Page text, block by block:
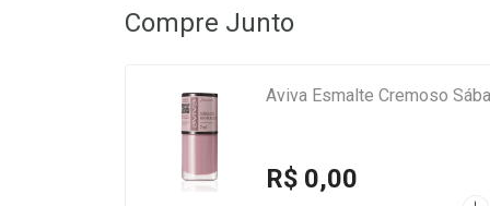
Compre Junto
Aviva Esmalte Cremoso
R$ 0,00